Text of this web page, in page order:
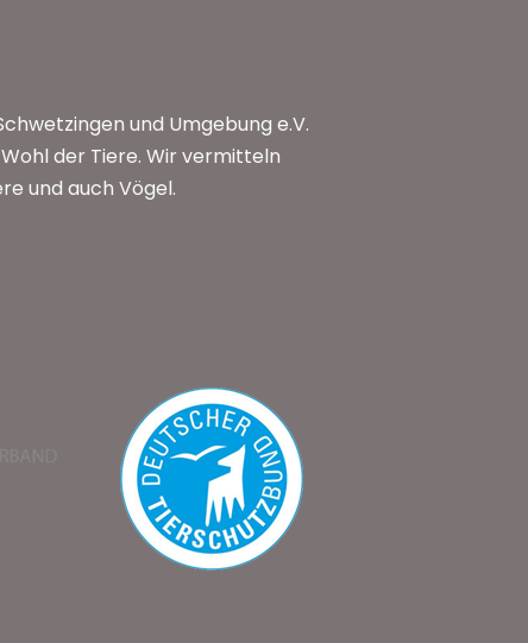
und Umgebung e.V.
der Tiere. Wir vermitteln
und auch Vögel.